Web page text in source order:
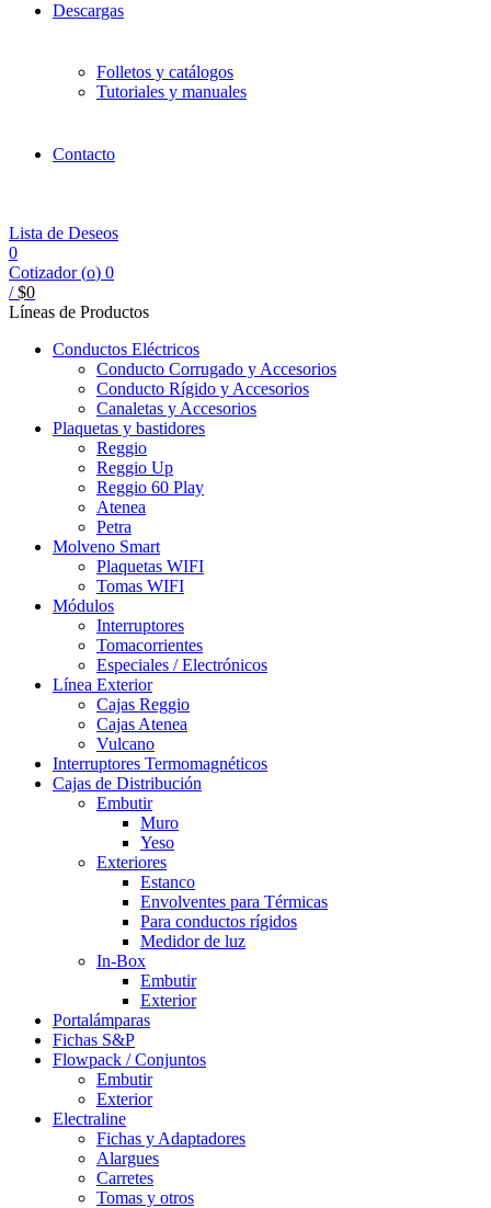
Descargas
Folletos y catálogos
Tutoriales y manuales
Contacto
Lista de Deseos
0
Cotizador (o) 0
/ $0
Líneas de Productos
Conductos Eléctricos
Conducto Corrugado y Accesorios
Conducto Rígido y Accesorios
Canaletas y Accesorios
Plaquetas y bastidores
Reggio
Reggio Up
Reggio 60 Play
Atenea
Petra
Molveno Smart
Plaquetas WIFI
Tomas WIFI
Módulos
Interruptores
Tomacorrientes
Especiales / Electrónicos
Línea Exterior
Cajas Reggio
Cajas Atenea
Vulcano
Interruptores Termomagnéticos
Cajas de Distribución
Embutir
Muro
Yeso
Exteriores
Estanco
Envolventes para Térmicas
Para conductos rígidos
Medidor de luz
In-Box
Embutir
Exterior
Portalámparas
Fichas S&P
Flowpack / Conjuntos
Embutir
Exterior
Electraline
Fichas y Adaptadores
Alargues
Carretes
Tomas y otros